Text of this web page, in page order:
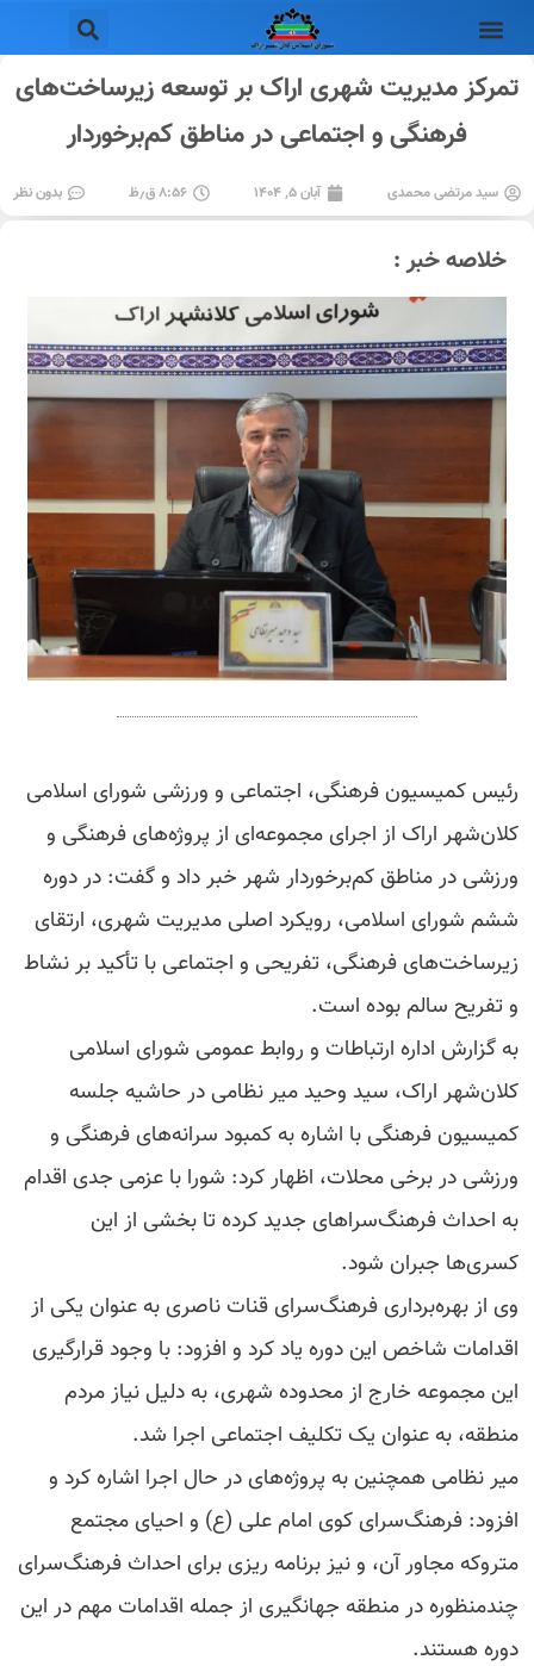
تمرکز مدیریت شهری اراک بر توسعه زیرساخت‌های
فرهنگی و اجتماعی در مناطق کم‌برخوردار
سید مرتضی محمدی آبان ۵, ۱۴۰۴ ۸:۵۶ ق٫ظ بدون نظر
خلاصه خبر :
رئیس کمیسیون فرهنگی، اجتماعی و ورزشی شورای اسلامی
کلان‌شهر اراک از اجرای مجموعه‌ای از پروژه‌های فرهنگی و
ورزشی در مناطق کم‌برخوردار شهر خبر داد و گفت: در دوره
ششم شورای اسلامی، رویکرد اصلی مدیریت شهری، ارتقای
زیرساخت‌های فرهنگی، تفریحی و اجتماعی با تأکید بر نشاط
و تفریح سالم بوده است.
به گزارش اداره ارتباطات و روابط عمومی شورای اسلامی
کلان‌شهر اراک، سید وحید میر نظامی در حاشیه جلسه
کمیسیون فرهنگی با اشاره به کمبود سرانه‌های فرهنگی و
ورزشی در برخی محلات، اظهار کرد: شورا با عزمی جدی اقدام
به احداث فرهنگ‌سراهای جدید کرده تا بخشی از این
کسری‌ها جبران شود.
وی از بهره‌برداری فرهنگ‌سرای قنات ناصری به عنوان یکی از
اقدامات شاخص این دوره یاد کرد و افزود: با وجود قرارگیری
این مجموعه خارج از محدوده شهری، به دلیل نیاز مردم
منطقه، به عنوان یک تکلیف اجتماعی اجرا شد.
میر نظامی همچنین به پروژه‌های در حال اجرا اشاره کرد و
افزود: فرهنگ‌سرای کوی امام علی (ع) و احیای مجتمع
متروکه مجاور آن، و نیز برنامه ریزی برای احداث فرهنگ‌سرای
چندمنظوره در منطقه جهانگیری از جمله اقدامات مهم در این
دوره هستند.